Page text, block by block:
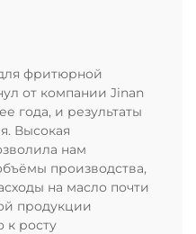
фритюрной
от компании Jinan
года, и результаты
Высокая
нам
производства,
на масло почти
продукции
к росту